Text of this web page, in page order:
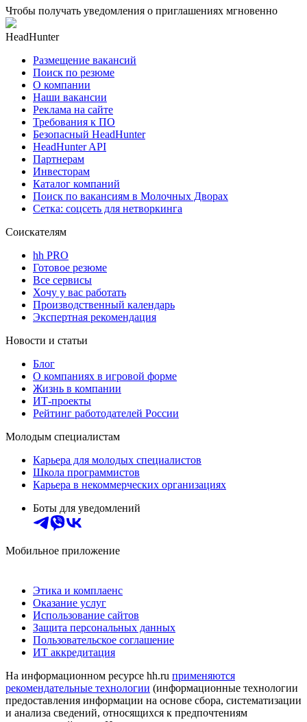
Чтобы получать уведомления о приглашениях мгновенно
HeadHunter
Размещение вакансий
Поиск по резюме
О компании
Наши вакансии
Реклама на сайте
Требования к ПО
Безопасный HeadHunter
HeadHunter API
Партнерам
Инвесторам
Каталог компаний
Поиск по вакансиям в Молочных Дворах
Сетка: соцсеть для нетворкинга
Соискателям
hh PRO
Готовое резюме
Все сервисы
Хочу у вас работать
Производственный календарь
Экспертная рекомендация
Новости и статьи
Блог
О компаниях в игровой форме
Жизнь в компании
ИТ-проекты
Рейтинг работодателей России
Молодым специалистам
Карьера для молодых специалистов
Школа программистов
Карьера в некоммерческих организациях
Боты для уведомлений
Мобильное приложение
Этика и комплаенс
Оказание услуг
Использование сайтов
Защита персональных данных
Пользовательское соглашение
ИТ аккредитация
На информационном ресурсе hh.ru применяются
рекомендательные технологии (информационные технологии
предоставления информации на основе сбора, систематизации
и анализа сведений, относящихся к предпочтениям